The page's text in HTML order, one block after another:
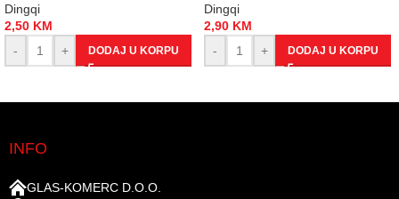
Dingqi
2,50 KM
-
+ DODAJ U KORPU
Dingqi
2,90 KM
-
+ DODAJ U KORPU
INFO
GLAS-KOMERC D.O.O.